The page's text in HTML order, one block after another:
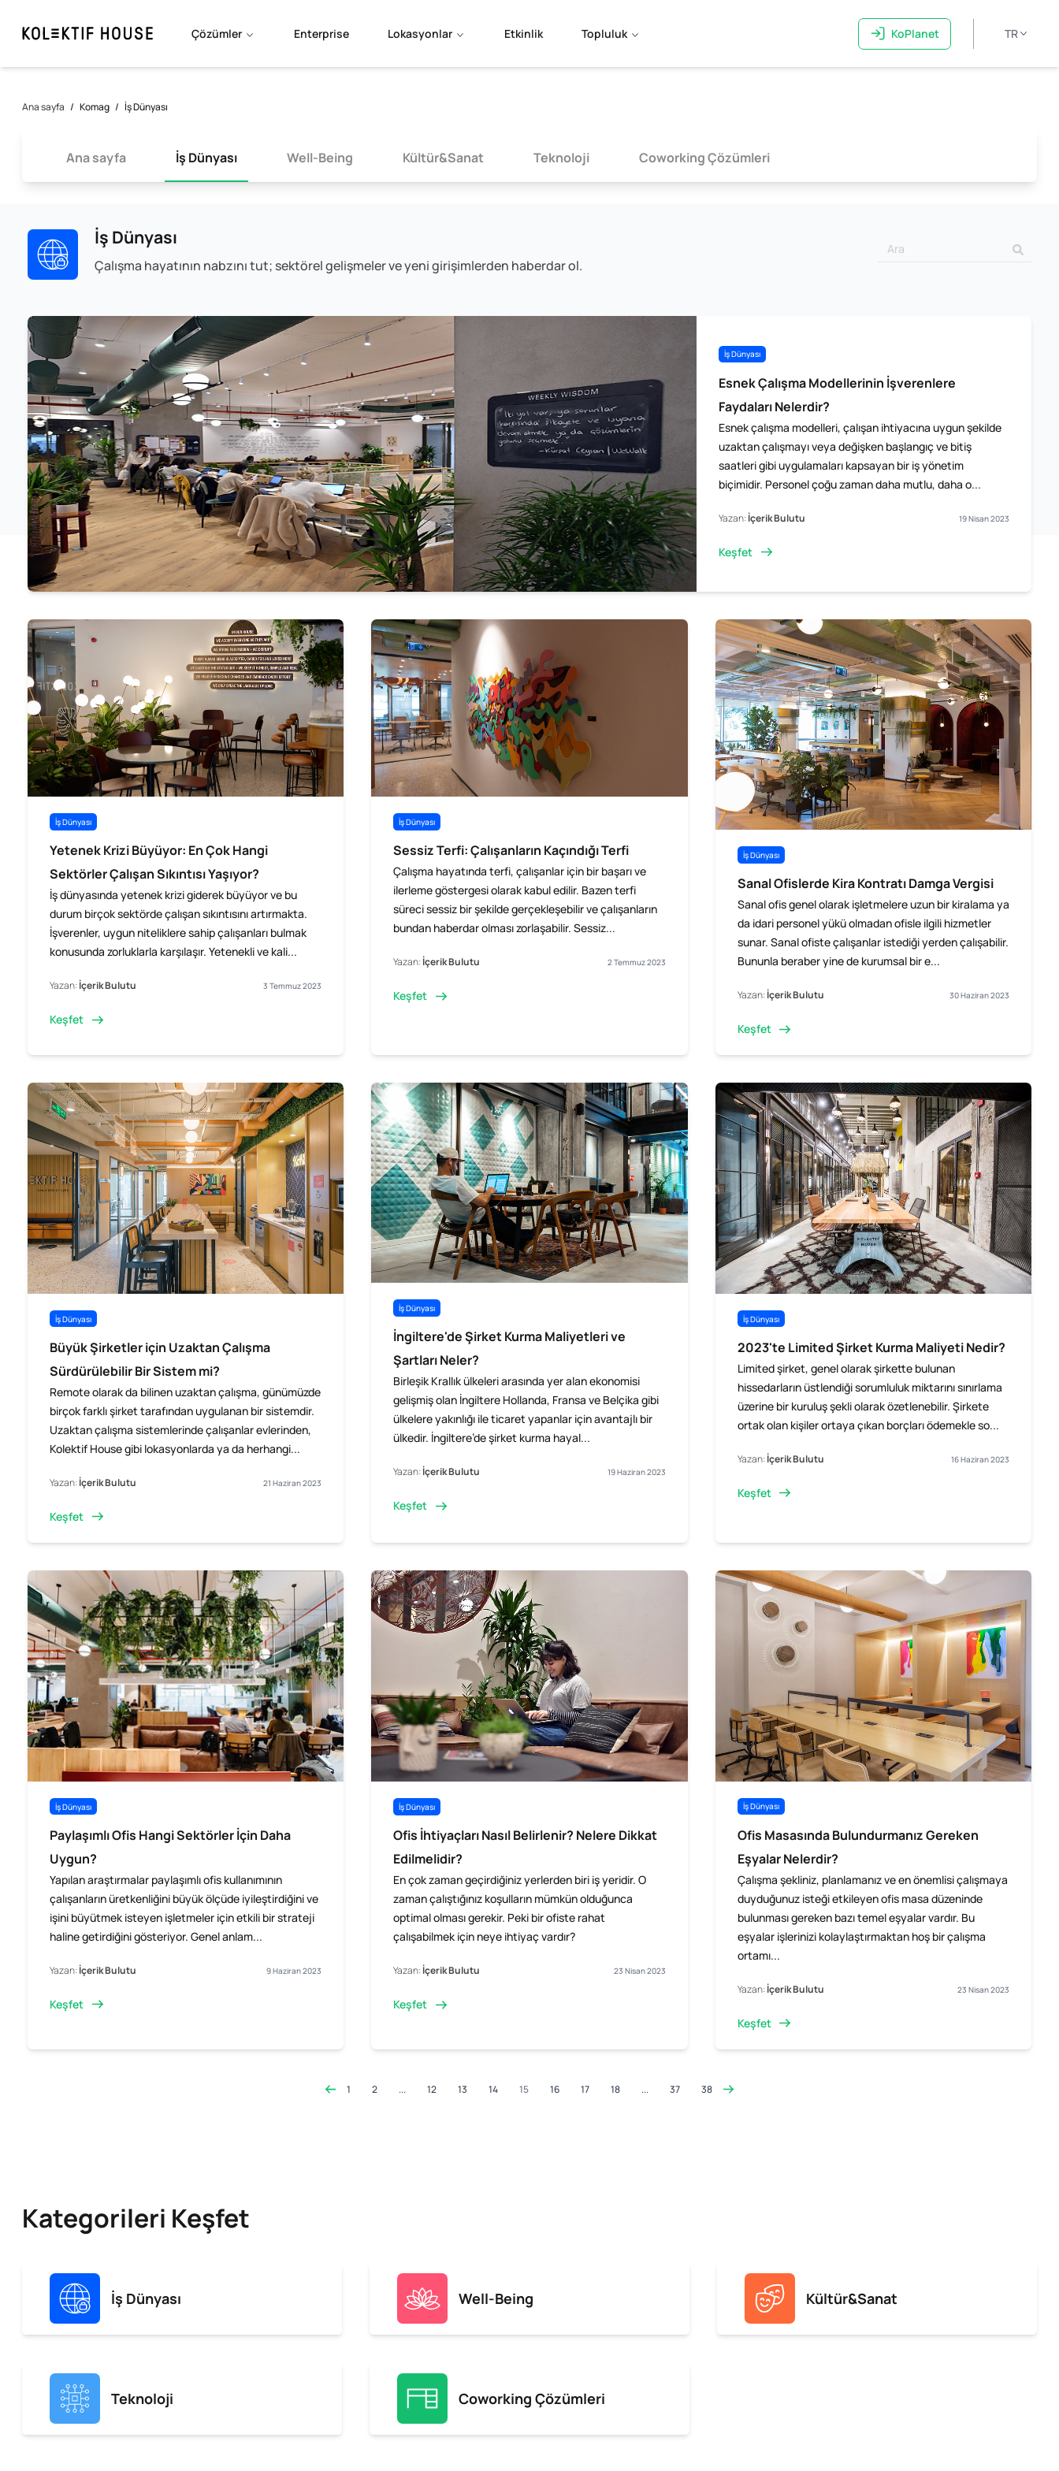
Çözümler Enterprise Lokasyonlar Etkinlik Topluluk KoPlanet TR
Ana sayfa / Komag / İş Dünyası
Ana sayfa İş Dünyası Well-Being Kültür&Sanat Teknoloji Coworking Çözümleri
İş Dünyası
Çalışma hayatının nabzını tut; sektörel gelişmeler ve yeni girişimlerden haberdar ol.
İş Dünyası
Esnek Çalışma Modellerinin İşverenlere
Faydaları Nelerdir?
Esnek çalışma modelleri, çalışan ihtiyacına uygun şekilde
uzaktan çalışmayı veya değişken başlangıç ve bitiş ​
saatleri gibi uygulamaları kapsayan bir iş yönetim
biçimidir. Personel çoğu zaman daha mutlu, daha o...
Yazan:İçerik Bulutu 19 Nisan 2023
Keşfet
İş Dünyası
Yetenek Krizi Büyüyor: En Çok Hangi
Sektörler Çalışan Sıkıntısı Yaşıyor?
İş dünyasında yetenek krizi giderek büyüyor ve bu
durum birçok sektörde çalışan sıkıntısını artırmakta.
İşverenler, uygun niteliklere sahip çalışanları bulmak
konusunda zorluklarla karşılaşır. Yetenekli ve kali...
Yazan:İçerik Bulutu 3 Temmuz 2023
Keşfet
İş Dünyası
Sessiz Terfi: Çalışanların Kaçındığı Terfi
Çalışma hayatında terfi, çalışanlar için bir başarı ve
ilerleme göstergesi olarak kabul edilir. Bazen terfi
süreci sessiz bir şekilde gerçekleşebilir ve çalışanların
bundan haberdar olması zorlaşabilir. Sessiz...
Yazan:İçerik Bulutu 2 Temmuz 2023
Keşfet
İş Dünyası
​​Sanal Ofislerde Kira Kontratı Damga Vergisi
Sanal ofis genel olarak işletmelere uzun bir kiralama ya
da idari personel yükü olmadan ofisle ilgili hizmetler
sunar. Sanal ofiste çalışanlar istediği yerden çalışabilir.
Bununla beraber yine de kurumsal bir e...
Yazan:İçerik Bulutu 30 Haziran 2023
Keşfet
İş Dünyası
Büyük Şirketler için Uzaktan Çalışma
Sürdürülebilir Bir Sistem mi?
Remote olarak da bilinen uzaktan çalışma, günümüzde
birçok farklı şirket tarafından uygulanan bir sistemdir.
Uzaktan çalışma sistemlerinde çalışanlar evlerinden,
Kolektif House gibi lokasyonlarda ya da herhangi...
Yazan:İçerik Bulutu 21 Haziran 2023
Keşfet
İş Dünyası
İngiltere'de Şirket Kurma Maliyetleri ve
Şartları Neler?
Birleşik Krallık ülkeleri arasında yer alan ekonomisi
gelişmiş olan İngiltere Hollanda, Fransa ve Belçika gibi
ülkelere yakınlığı ile ticaret yapanlar için avantajlı bir
ülkedir. İngiltere’de şirket kurma hayal...
Yazan:İçerik Bulutu 19 Haziran 2023
Keşfet
İş Dünyası
2023'te Limited Şirket Kurma Maliyeti Nedir?
Limited şirket, genel olarak şirkette bulunan
hissedarların üstlendiği sorumluluk miktarını sınırlama
üzerine bir kuruluş şekli olarak özetlenebilir. Şirkete
ortak olan kişiler ortaya çıkan borçları ödemekle so...
Yazan:İçerik Bulutu 16 Haziran 2023
Keşfet
İş Dünyası
Paylaşımlı Ofis Hangi Sektörler İçin Daha
Uygun?
Yapılan araştırmalar paylaşımlı ofis kullanımının
çalışanların üretkenliğini büyük ölçüde iyileştirdiğini ve
işini büyütmek isteyen işletmeler için etkili bir strateji
haline getirdiğini gösteriyor. Genel anlam...
Yazan:İçerik Bulutu 9 Haziran 2023
Keşfet
İş Dünyası
Ofis İhtiyaçları Nasıl Belirlenir? Nelere Dikkat
Edilmelidir?
En çok zaman geçirdiğiniz yerlerden biri iş yeridir. O
zaman çalıştığınız koşulların mümkün olduğunca
optimal olması gerekir. Peki bir ofiste rahat
çalışabilmek için neye ihtiyaç vardır?
Yazan:İçerik Bulutu 23 Nisan 2023
Keşfet
İş Dünyası
Ofis Masasında Bulundurmanız Gereken
Eşyalar Nelerdir?
Çalışma şekliniz, planlamanız ve en önemlisi çalışmaya
duyduğunuz isteği etkileyen ofis masa düzeninde
bulunması gereken bazı temel eşyalar vardır. Bu
eşyalar işlerinizi kolaylaştırmaktan hoş bir çalışma
ortamı...
Yazan:İçerik Bulutu 23 Nisan 2023
Keşfet
1 2 ... 12 13 14 15 16 17 18 ... 37 38
Kategorileri Keşfet
İş Dünyası Well-Being Kültür&Sanat
Teknoloji Coworking Çözümleri